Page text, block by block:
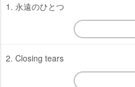
1. 永遠のひとつ
2. Closing tears